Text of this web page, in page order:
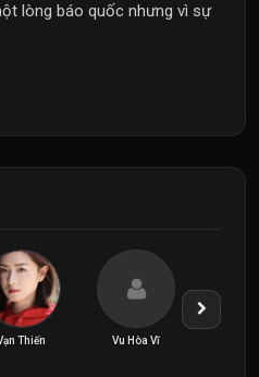
lòng báo quốc nhưng vì sự
Thiến Vu Hòa Vĩ